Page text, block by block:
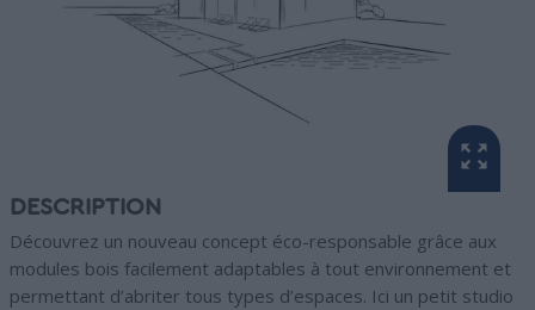
DESCRIPTION
Découvrez un nouveau concept éco-responsable grâce aux
modules bois facilement adaptables à tout environnement et
permettant d’abriter tous types d’espaces. Ici un petit studio